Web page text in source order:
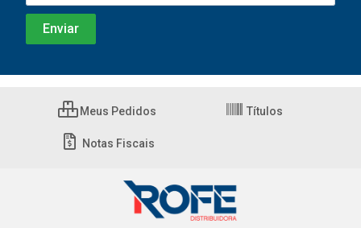
Meus Pedidos Títulos
Notas Fiscais